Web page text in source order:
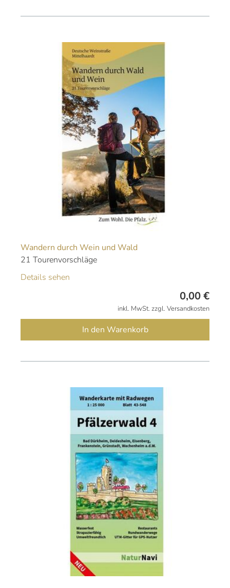
Wandern durch Wein und Wald
21 Tourenvorschläge
Details sehen
0,00€
inkl. MwSt. zzgl. Versandkosten
In den Warenkorb